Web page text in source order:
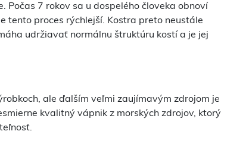
Počas 7 rokov sa u dospelého človeka obnoví
tento proces rýchlejší. Kostra preto neustále
udržiavať normálnu štruktúru kostí a je jej
ale ďalším veľmi zaujímavým zdrojom je
kvalitný vápnik z morských zdrojov, ktorý